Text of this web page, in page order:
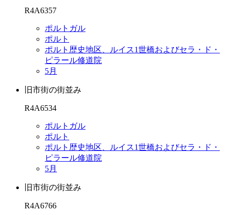
R4A6357
ポルトガル
ポルト
ポルト歴史地区、ルイス1世橋およびセラ・ド・
ピラール修道院
5月
旧市街の街並み
R4A6534
ポルトガル
ポルト
ポルト歴史地区、ルイス1世橋およびセラ・ド・
ピラール修道院
5月
旧市街の街並み
R4A6766